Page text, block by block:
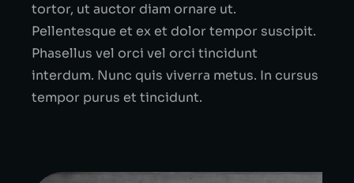
tortor, ut auctor diam ornare ut.
Pellentesque et ex et dolor tempor suscipit.
Phasellus vel orci vel orci tincidunt
interdum. Nunc quis viverra metus. In cursus
tempor purus et tincidunt.